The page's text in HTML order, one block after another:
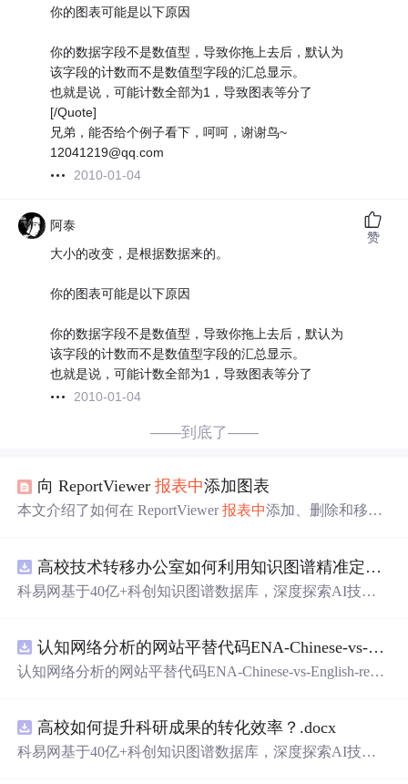
你的图表可能是以下原因
你的数据字段不是数值型，导致你拖上去后，默认为
该字段的计数而不是数值型字段的汇总显示。
也就是说，可能计数全部为1，导致图表等分了
[/Quote]
兄弟，能否给个例子看下，呵呵，谢谢鸟~
12041219@qq.com
2010-01-04
阿泰
大小的改变，是根据数据来的。
你的图表可能是以下原因
你的数据字段不是数值型，导致你拖上去后，默认为
该字段的计数而不是数值型字段的汇总显示。
也就是说，可能计数全部为1，导致图表等分了
2010-01-04
赞
——到底了——
向 ReportViewer报表中添加图表
本文介绍了如何在 ReportViewer报表中添加、删除和移动
并探讨了值、类别和系列组的概念。适用于需要创建和定
制 报表的读者。
高校技术转移办公室如何利用知识图谱精准定位产业需求与技术适配点？.docx
科易网基于40亿+科创知识图谱数据库，深度探索AI技术
新领域的AI+数智化解决方案，推动科技创新与产业创新
智能化发展。
认知网络分析的网站平替代码ENA-Chinese-vs-English-reproducible.zip
认知网络分析的网站平替代码ENA-Chinese-vs-English-repro
高校如何提升科研成果的转化效率？.docx
科易网基于40亿+科创知识图谱数据库，深度探索AI技术